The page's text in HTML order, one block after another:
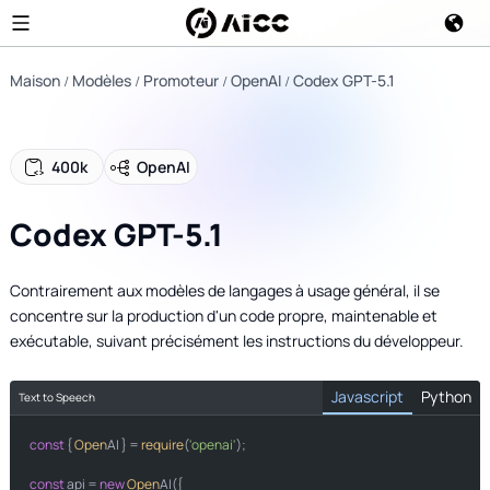
Maison Modèles Promoteur OpenAI Codex GPT-5.1
400k OpenAI
Codex GPT-5.1
Contrairement aux modèles de langages à usage général, il se
concentre sur la production d'un code propre, maintenable et
exécutable, suivant précisément les instructions du développeur.
Text to Speech Javascript Python
const { OpenAI } = require('openai');
const api = newOpenAI({
import